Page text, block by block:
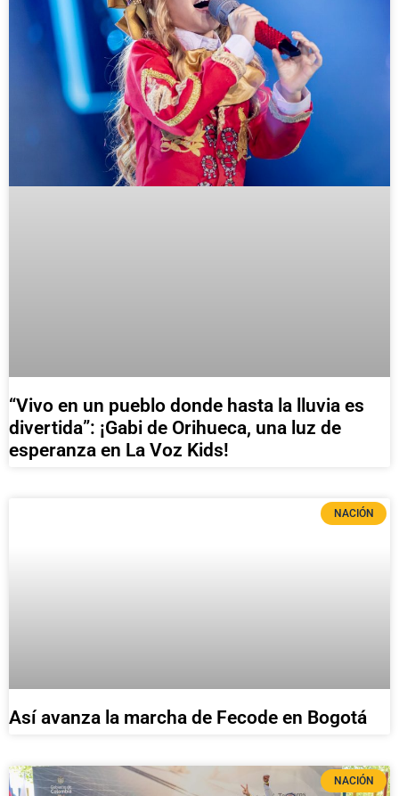
“Vivo en un pueblo donde hasta la lluvia es
divertida”: ¡Gabi de Orihueca, una luz de
esperanza en La Voz Kids!
NACIÓN
Así avanza la marcha de Fecode en Bogotá
NACIÓN